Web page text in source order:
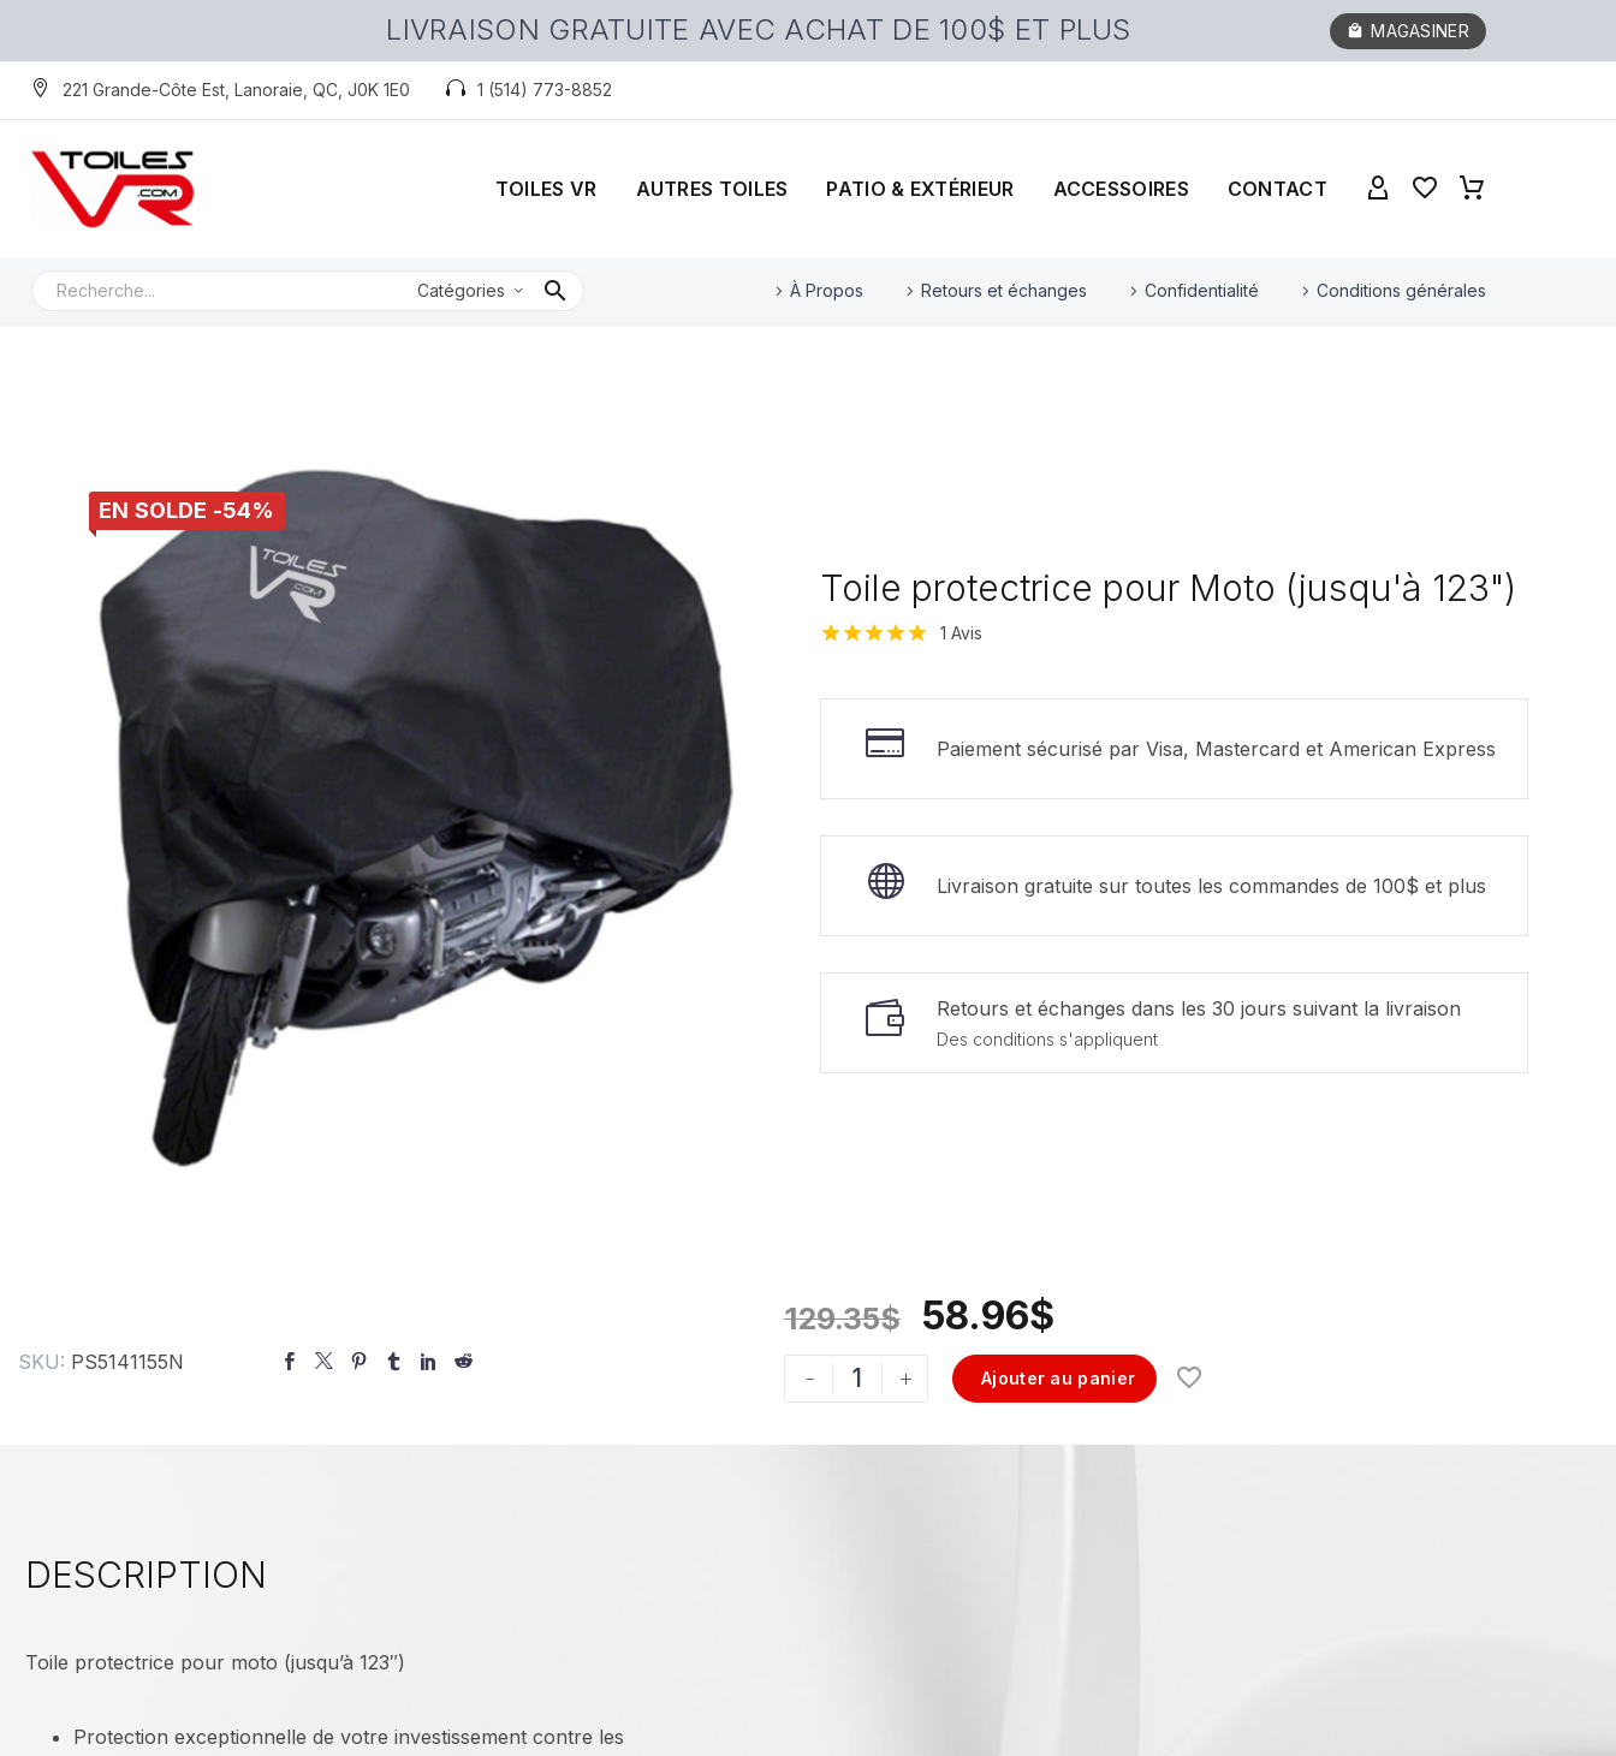
LIVRAISON GRATUITE AVEC ACHAT DE 100$ ET PLUS MAGASINER
221 Grande-Côte Est, Lanoraie, QC, J0K 1E0 1 (514) 773-8852
TOILES VR AUTRES TOILES PATIO & EXTÉRIEUR ACCESSOIRES CONTACT
Catégories À Propos Retours et échanges Confidentialité Conditions générales
EN SOLDE -54%
Toile protectrice pour Moto (jusqu'à 123")
client
1 Avis
Paiement sécurisé par Visa, Mastercard et American Express
Livraison gratuite sur toutes les commandes de 100$ et plus
Retours et échanges dans les 30 jours suivant la livraison
Des conditions s'appliquent
SKU: PS5141155N
129.35$ 58.96$
- + Ajouter au panier
DESCRIPTION
Toile protectrice pour moto (jusqu’à 123″)
Protection exceptionnelle de votre investissement contre les